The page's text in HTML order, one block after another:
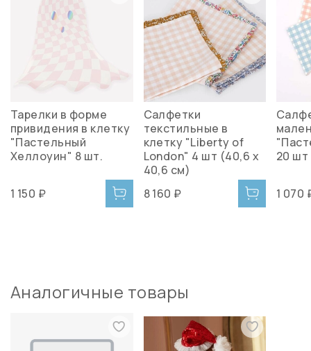
Тарелки в форме
привидения в клетку
"Пастельный
Хеллоуин" 8 шт.
1 150 ₽
Салфетки
текстильные в
клетку "Liberty of
London" 4 шт (40,6 х
40,6 см)
8 160 ₽
20 шт
1 070
Аналогичные товары